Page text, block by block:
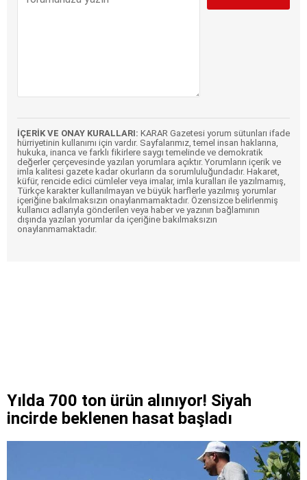
İÇERİK VE ONAY KURALLARI: KARAR Gazetesi yorum sütunları ifade
hürriyetinin kullanımı için vardır. Sayfalarımız, temel insan haklarına,
hukuka, inanca ve farklı fikirlere saygı temelinde ve demokratik
değerler çerçevesinde yazılan yorumlara açıktır. Yorumların içerik ve
imla kalitesi gazete kadar okurların da sorumluluğundadır. Hakaret,
küfür, rencide edici cümleler veya imalar, imla kuralları ile yazılmamış,
Türkçe karakter kullanılmayan ve büyük harflerle yazılmış yorumlar
içeriğine bakılmaksızın onaylanmamaktadır. Özensizce belirlenmiş
kullanıcı adlarıyla gönderilen veya haber ve yazının bağlamının
dışında yazılan yorumlar da içeriğine bakılmaksızın
onaylanmamaktadır.
Yılda 700 ton ürün alınıyor! Siyah
incirde beklenen hasat başladı